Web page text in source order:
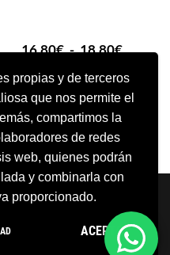
propias y de terceros
que nos permite el
compartimos la
de redes
web, quienes podrán
y combinarla con
proporcionado.
ACEPTO
16,80€ - 18,80€
SELECCIONAR OPCIONES
a WordPress
Generales